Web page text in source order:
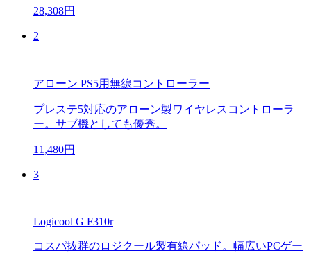
28,308円
2
アローン PS5用無線コントローラー
プレステ5対応のアローン製ワイヤレスコントローラ
ー。サブ機としても優秀。
11,480円
3
Logicool G F310r
コスパ抜群のロジクール製有線パッド。幅広いPCゲー